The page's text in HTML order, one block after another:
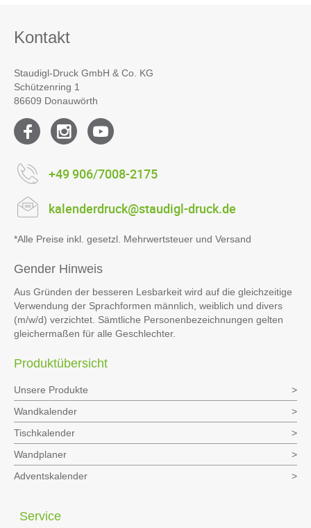
Kontakt
Staudigl-Druck GmbH & Co. KG
Schützenring 1
86609 Donauwörth
+49 906/7008-2175
kalenderdruck@staudigl-druck.de
*Alle Preise inkl. gesetzl. Mehrwertsteuer und Versand
Gender Hinweis
Aus Gründen der besseren Lesbarkeit wird auf die gleichzeitige
Verwendung der Sprachformen männlich, weiblich und divers
(m/w/d) verzichtet. Sämtliche Personenbezeichnungen gelten
gleichermaßen für alle Geschlechter.
Produktübersicht
Unsere Produkte
Wandkalender
Tischkalender
Wandplaner
Adventskalender
Service